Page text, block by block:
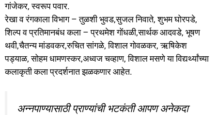
गांजेकर, स्वरूप पवार.
रेखा व रंगकाला विभाग – तुळशी भुवड,सुजल निवाते, शुभम घोरपडे,
शिल्प व प्रतिमानबंध कला – प्रथमेश गोंधळी,सार्थक आदवडे, भूषण
थवी,चैतन्य मांडवकर,रुचित सांगळे, विशाल गोवळकर, ऋषिकेश
पड्याळ, सोहम धामणस्कर,अध्वज चव्हाण, विशाल मसणे या विद्यर्थ्यांच्या
कलाकृती कला प्रदर्शनात झळकणार आहेत.
अन्नपाण्यासाठी प्राण्यांची भटकंती आपण अनेकदा